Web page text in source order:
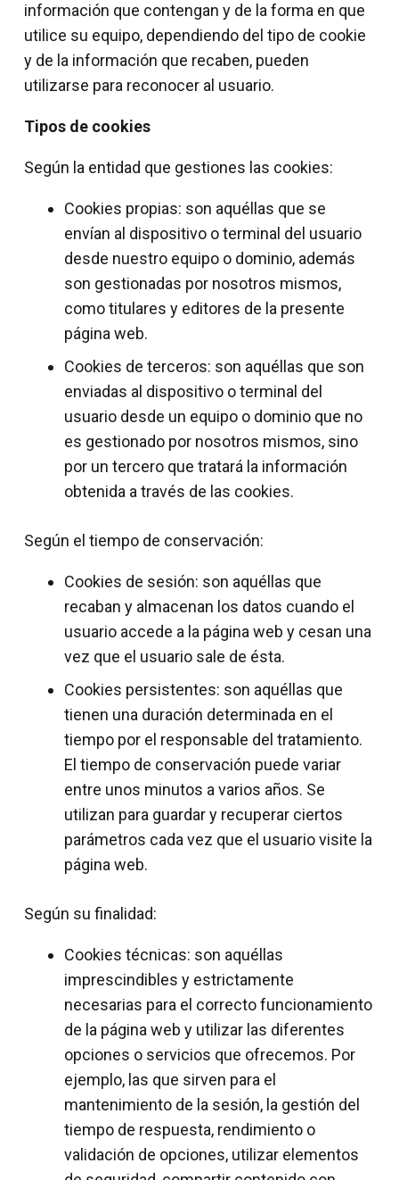
información que contengan y de la forma en que
utilice su equipo, dependiendo del tipo de cookie
y de la información que recaben, pueden
utilizarse para reconocer al usuario.
Tipos de cookies
Según la entidad que gestiones las cookies:
Cookies propias: son aquéllas que se
envían al dispositivo o terminal del usuario
desde nuestro equipo o dominio, además
son gestionadas por nosotros mismos,
como titulares y editores de la presente
página web.
Cookies de terceros: son aquéllas que son
enviadas al dispositivo o terminal del
usuario desde un equipo o dominio que no
es gestionado por nosotros mismos, sino
por un tercero que tratará la información
obtenida a través de las cookies.
Según el tiempo de conservación:
Cookies de sesión: son aquéllas que
recaban y almacenan los datos cuando el
usuario accede a la página web y cesan una
vez que el usuario sale de ésta.
Cookies persistentes: son aquéllas que
tienen una duración determinada en el
tiempo por el responsable del tratamiento.
El tiempo de conservación puede variar
entre unos minutos a varios años. Se
utilizan para guardar y recuperar ciertos
parámetros cada vez que el usuario visite la
página web.
Según su finalidad:
Cookies técnicas: son aquéllas
imprescindibles y estrictamente
necesarias para el correcto funcionamiento
de la página web y utilizar las diferentes
opciones o servicios que ofrecemos. Por
ejemplo, las que sirven para el
mantenimiento de la sesión, la gestión del
tiempo de respuesta, rendimiento o
validación de opciones, utilizar elementos